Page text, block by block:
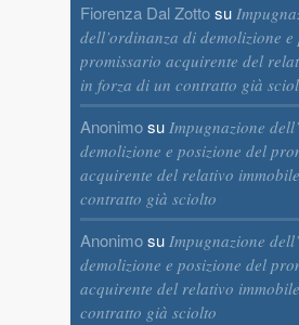
Fiorenza Dal Zottosu
dell’ordinanza di demolizione
promissario acquirente del
in forza di un contratto già
Anonimosu Impugnazione
demolizione e posizione del
acquirente del relativo
contratto già sciolto
Anonimosu Impugnazione
demolizione e posizione del
acquirente del relativo
contratto già sciolto